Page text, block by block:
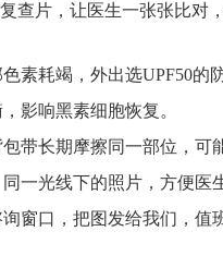
查片，让医生一张张比对
素耗竭，外出选UPF50的
影响黑素细胞恢复。
带长期摩擦同一部位，可
一光线下的照片，方便医
窗口，把图发给我们，值